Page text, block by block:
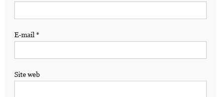
E-mail *
Site web